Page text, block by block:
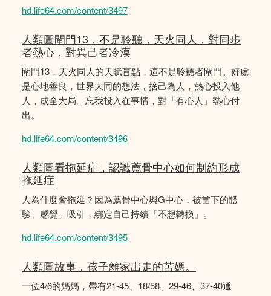
hd.life64.com/content/3497
人類圖閘門13，不是聆聽，天火同人，對同步
者熱心，對異己者冷漠
閘門13，天火同人的天賦盲點，這不是聆聽者閘門。好處
是心地善良，世界大同的想法，捨己為人，熱心投入他
人，成全大局。忘我投入在事情，對「有心人」熱心付
出。
hd.life64.com/content/3496
人類圖看拖延症，認識薦骨中心如何制約形成
拖延症
人為什麼會拖延？因為薦骨中心與G中心，被當下的體
驗、感覺、吸引，綁定自己持續「不想轉換」。
hd.life64.com/content/3495
人類圖故事，孩子離家出走的苦媽。
一位4/6的媽媽，帶有21-45、18/58、29-46、37-40通